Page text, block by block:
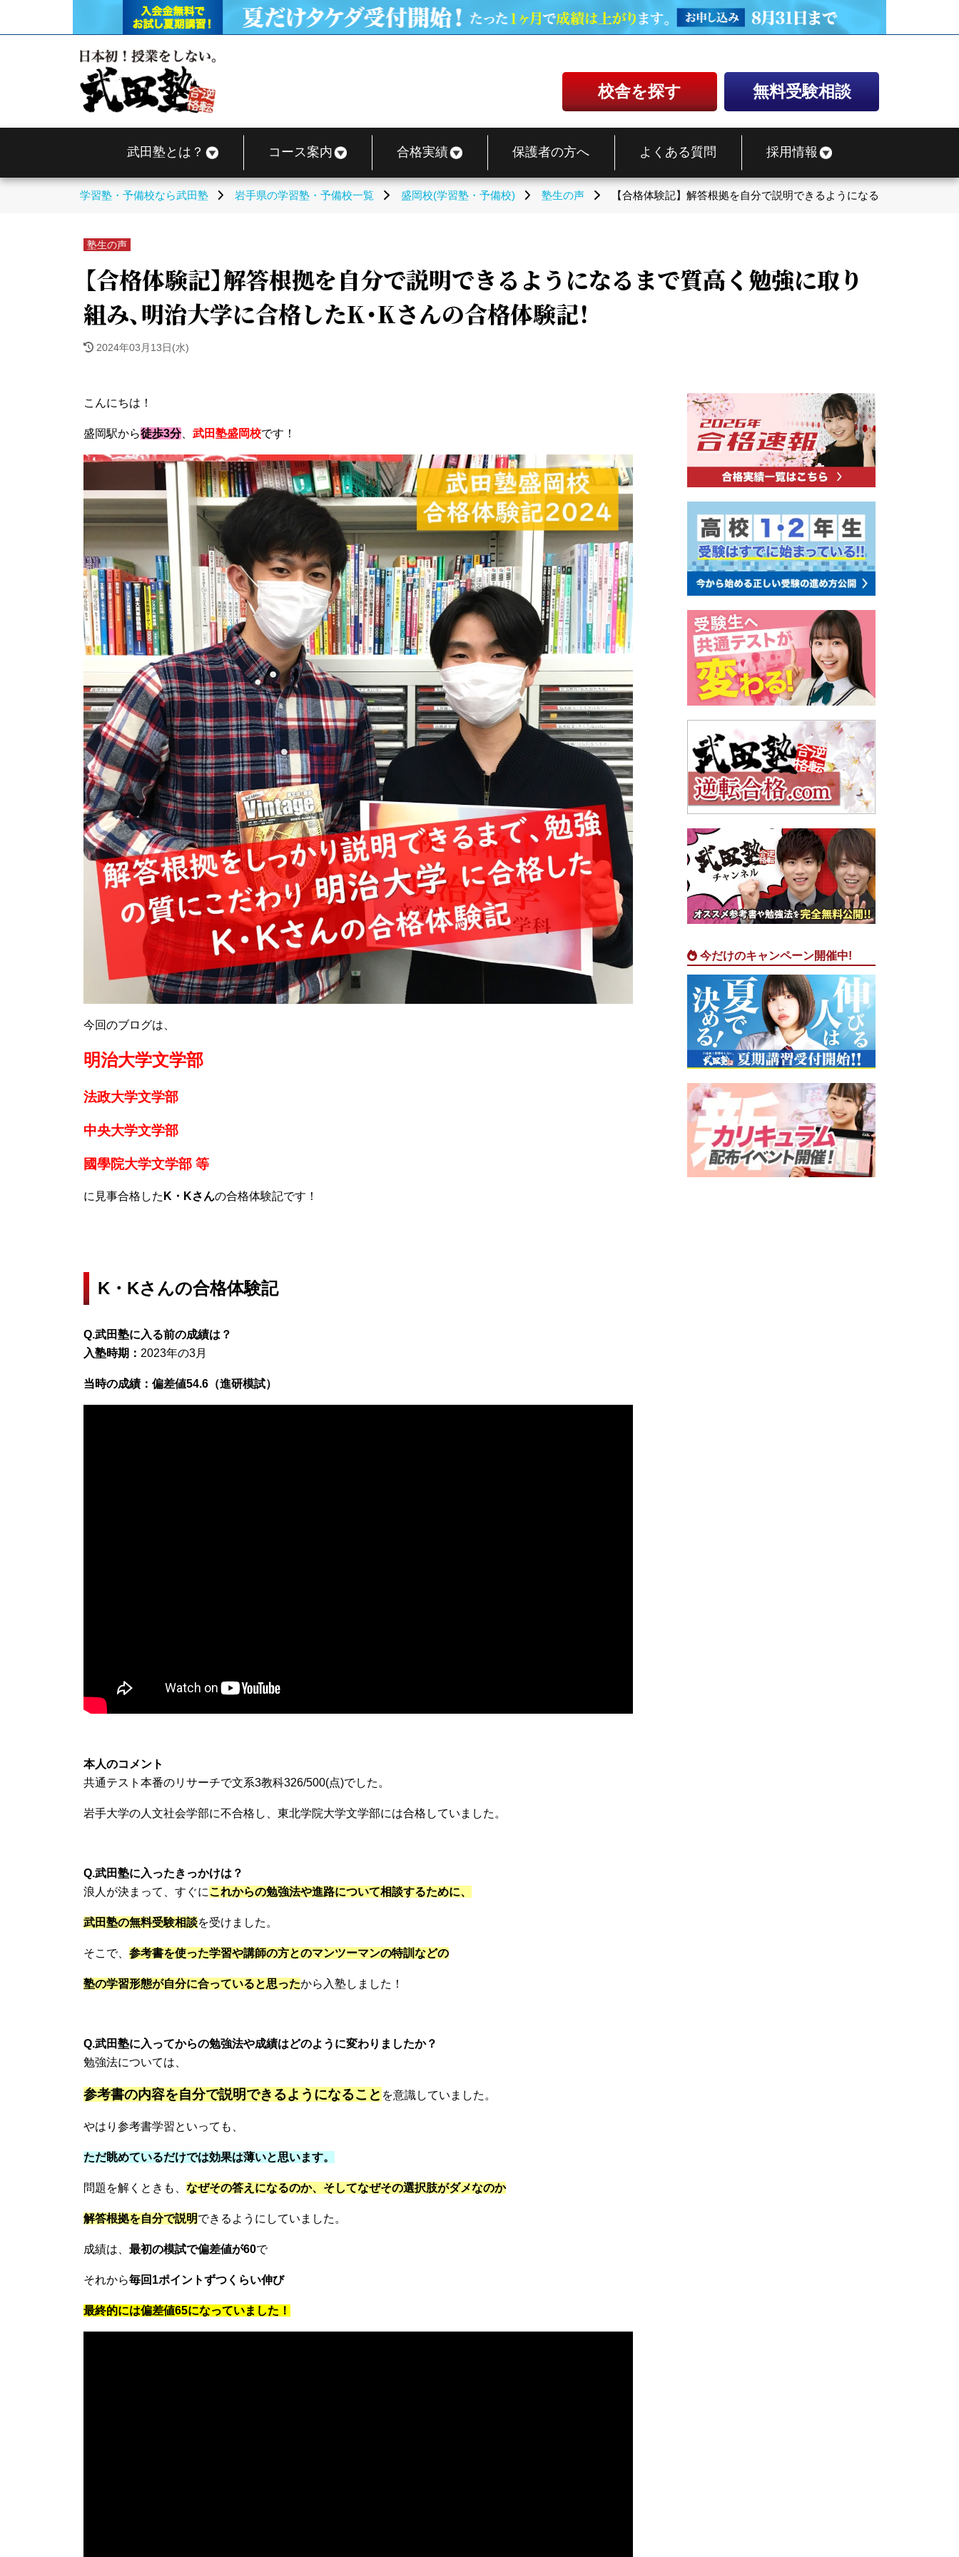
校舎を探す 無料受験相談
武田塾とは？ コース案内 合格実績 保護者の方へ よくある質問 採用情報
学習塾・予備校なら武田塾 岩手県の学習塾・予備校一覧 盛岡校(学習塾・予備校) 塾生の声 【合格体験記】解答根拠を自分で説明できるようになるまで質高く勉
塾生の声
【合格体験記】解答根拠を自分で説明できるようになるまで質高く勉強に取り
組み、明治大学に合格したK・Kさんの合格体験記！
2024年03月13日(水)
こんにちは！
盛岡駅から徒歩3分、 武田塾盛岡校です！
今回のブログは、
明治大学文学部
法政大学文学部
中央大学文学部
國學院大学文学部 等
に見事合格した K・Kさんの合格体験記です！
K・Kさんの合格体験記
Q.武田塾に入る前の成績は？
入塾時期： 2023年の3月
当時の成績：偏差値54.6（進研模試）
本人のコメント
共通テスト本番のリサーチで文系3教科326/500(点)でした。
岩手大学の人文社会学部に不合格し、東北学院大学文学部には合格していました。
Q.武田塾に入ったきっかけは？
浪人が決まって、すぐにこれからの勉強法や進路について相談するために、
武田塾の無料受験相談を受けました。
そこで、 参考書を使った学習や講師の方とのマンツーマンの特訓などの
塾の学習形態が自分に合っていると思ったから入塾しました！
Q.武田塾に入ってからの勉強法や成績はどのように変わりましたか？
勉強法については、
参考書の内容を自分で説明できるようになること を意識していました。
やはり参考書学習といっても、
ただ眺めているだけでは効果は薄いと思います。
問題を解くときも、 なぜその答えになるのか、 そしてなぜその選択肢がダメなのか
解答根拠を自分で説明できるようにしていました。
成績は、 最初の模試で偏差値が60で
それから毎回1ポイントずつくらい伸び
最終的には偏差値65になっていました！
今だけのキャンペーン開催中!